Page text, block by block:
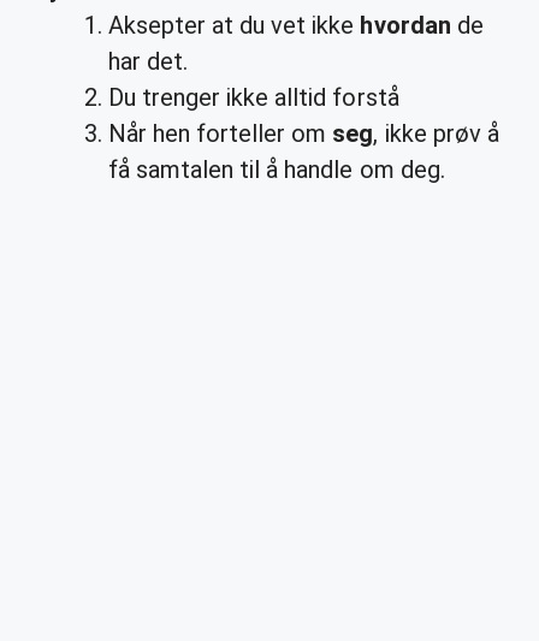
Aksepter at du vet ikke hvordan de
har det.
Du trenger ikke alltid forstå
Når hen forteller om seg, ikke prøv å
få samtalen til å handle om deg.